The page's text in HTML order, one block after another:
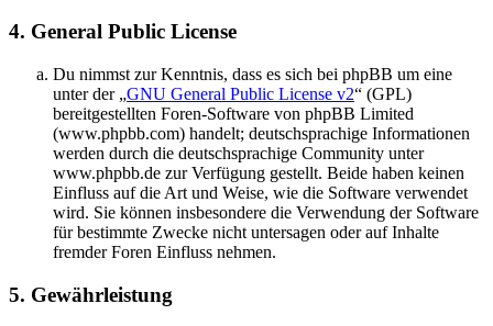
4. General Public License
Du nimmst zur Kenntnis, dass es sich bei phpBB um eine
unter der „GNU General Public License v2“ (GPL)
bereitgestellten Foren-Software von phpBB Limited
(www.phpbb.com) handelt; deutschsprachige Informationen
werden durch die deutschsprachige Community unter
www.phpbb.de zur Verfügung gestellt. Beide haben keinen
Einfluss auf die Art und Weise, wie die Software verwendet
wird. Sie können insbesondere die Verwendung der Software
für bestimmte Zwecke nicht untersagen oder auf Inhalte
fremder Foren Einfluss nehmen.
5. Gewährleistung